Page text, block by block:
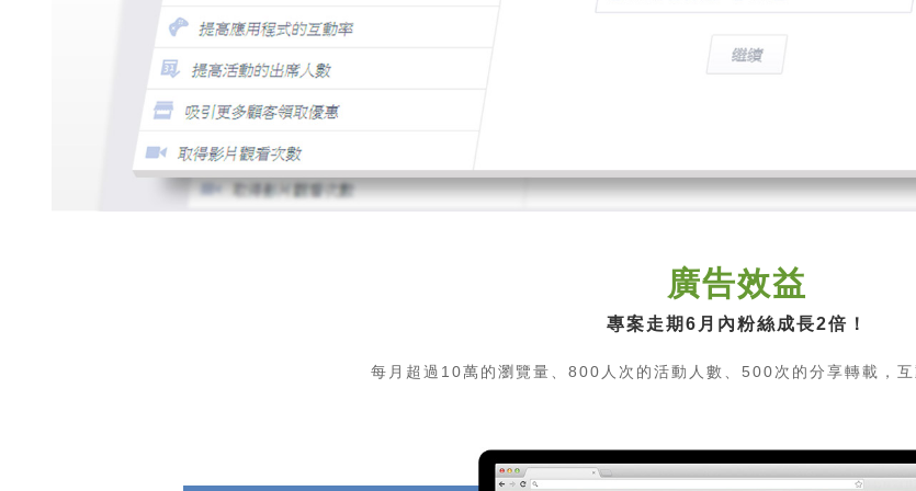
廣告效益
專案走期6月內粉絲成長2倍！
每月超過10萬的瀏覽量、800人次的活動人數、500次的分享轉載，